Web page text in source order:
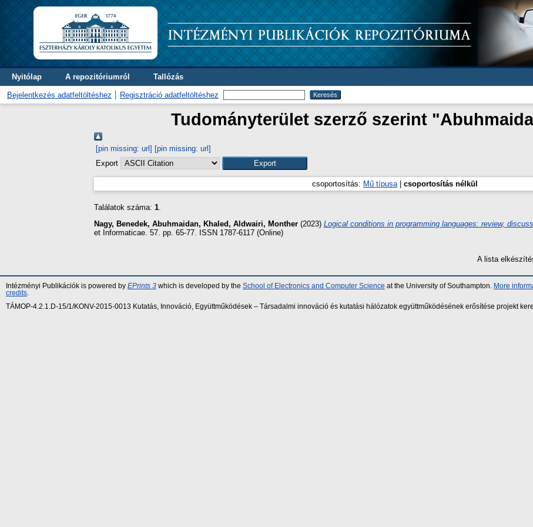
Nyitólap A repozitóriumról Tallózás
Bejelentkezés adatfeltöltéshez Regisztráció adatfeltöltéshez
Tudományterület szerző szerint "
[pin missing: url] [pin missing: url]
Export
csoportosítás: Mű típusa| csoportosítás nélkül
Találatok száma: 1.
Nagy, Benedek, Abuhmaidan, Khaled , Aldwairi, Monther (2023) Logical conditions in programming languages: review,
et Informaticae. 57. pp. 65-77. ISSN 1787-6117 (Online)
A lista
Intézményi Publikációk is powered by EPrints 3 which is developed by the School of Electronics and Computer Science at the University of Southampton.
More
credits
TÁMOP-4.2.1.D-15/1/KONV-2015-0013 Kutatás, Innováció, Együttműködések – Társadalmi innováció és kutatási hálózatok együttműködésének erősítése projekt